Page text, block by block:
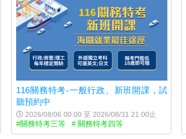
116關務特考-一般行政、新班開課，試
聽預約中
2026/08/06 00:00 至 2026/08/31 21:00止
#關務特考三等 # 關務特考四等